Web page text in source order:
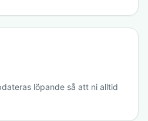
löpande så att ni alltid